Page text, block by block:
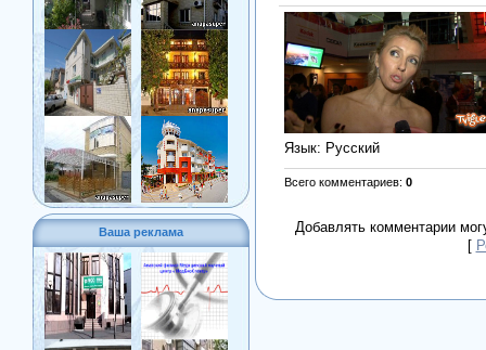
Ваша реклама
Язык: Русский
Всего комментариев: 0
Добавлять комментарии
[